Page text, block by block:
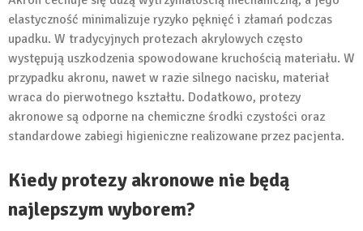
elastyczność minimalizuje ryzyko pęknięć i złamań podczas
upadku. W tradycyjnych protezach akrylowych często
występują uszkodzenia spowodowane kruchością materiału. W
przypadku akronu, nawet w razie silnego nacisku, materiał
wraca do pierwotnego kształtu. Dodatkowo, protezy
akronowe są odporne na chemiczne środki czystości oraz
standardowe zabiegi higieniczne realizowane przez pacjenta.
Kiedy protezy akronowe nie będą
najlepszym wyborem?